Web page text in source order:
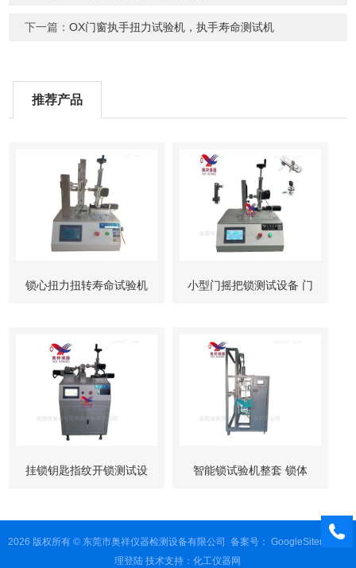
下一篇：OX门窗执手扭力试验机，执手寿命测试机
推荐产品
锁心扭力扭转寿命试验机 小型门摇把锁测试设备 门
挂锁钥匙指纹开锁测试设 智能锁试验机整套 锁体
2026 版权所有 © 东莞市奥祥仪器检测设备有限公司 备案号： GoogleSitemap管
理登陆 技术支持：化工仪器网